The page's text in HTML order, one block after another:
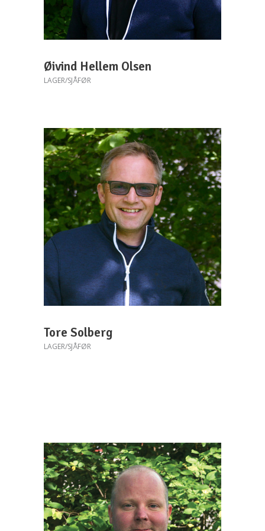
Øivind Hellem Olsen
LAGER/SJÅFØR
Tore Solberg
LAGER/SJÅFØR